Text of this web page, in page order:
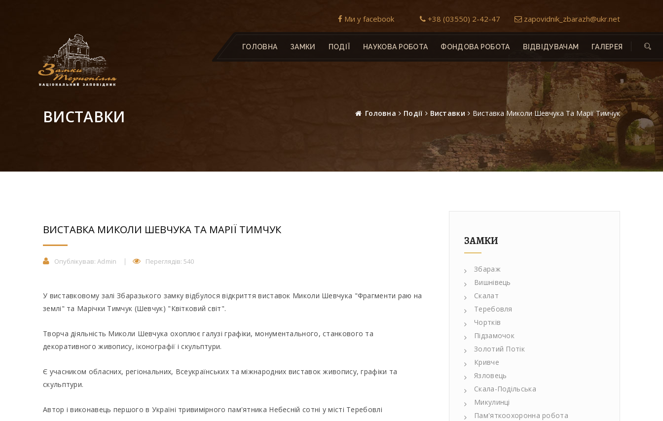
Ми у facebook +38 (03550) 2-42-47 zapovidnik_zbarazh@ukr.net
ГОЛОВНА ЗАМКИ ПОДІЇ НАУКОВА РОБОТА ФОНДОВА РОБОТА ВІДВІДУВАЧАМ ГАЛЕРЕЯ
ВИСТАВКИ Головна Події Виставки Виставка Миколи Шевчука Та Марії Тимчук
ВИСТАВКА МИКОЛИ ШЕВЧУКА ТА МАРІЇ ТИМЧУК
Опублікував: Admin Переглядів: 540
У виставковому залі Збаразького замку відбулося відкриття виставок Миколи Шевчука "Фрагменти раю на
землі" та Марічки Тимчук (Шевчук) "Квітковий світ".
Творча діяльність Миколи Шевчука охоплює галузі графіки, монументального, станкового та
декоративного живопису, іконографії і скульптури.
Є учасником обласних, регіональних, Всеукраїнських та міжнародних виставок живопису, графіки та
скульптури.
Автор і виконавець першого в Україні тривимірного пам'ятника Небесній сотні у місті Теребовлі
ЗАМКИ
Збараж
Вишнівець
Скалат
Теребовля
Чортків
Підзамочок
Золотий Потік
Кривче
Язловець
Скала-Подільська
Микулинці
Пам'яткоохоронна робота